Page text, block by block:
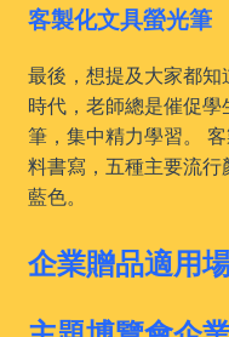
客製化文具螢光筆
最後，想提及大家都
時代，老師總是催促
筆，集中精力學習。
料書寫，五種主要流
藍色。
企業贈品適用